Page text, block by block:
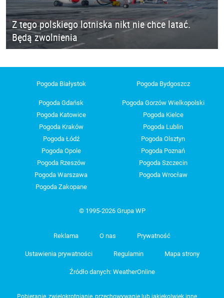
Z tego polskiego lotniska nikt nie chce latać.
Będą zwolnienia
Pogoda Białystok Pogoda Bydgoszcz
Pogoda Gdańsk
Pogoda Gorzów Wielkopolski
Pogoda Katowice
Pogoda Kielce
Pogoda Kraków
Pogoda Lublin
Pogoda Łódź
Pogoda Olsztyn
Pogoda Opole
Pogoda Poznań
Pogoda Rzeszów
Pogoda Szczecin
Pogoda Warszawa
Pogoda Wrocław
Pogoda Zakopane
© 1995-2026 Grupa WP
Reklama O nas Prywatność
Ustawienia prywatności Regulamin Mapa strony
Źródło danych: WeatherOnline
Pobieranie, zwielokrotnianie, przechowywanie lub jakiekolwiek inne